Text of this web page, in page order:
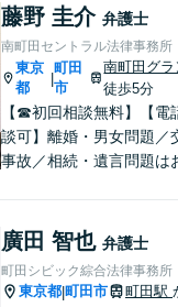
ださい。
藤野 圭介 弁護士
南町田セントラル法律事務所
東京
都
|
町田
市
南町田グ
徒歩5分
【☎︎初回相談無料】【電
談可】離婚・男女問題／
事故／相続・遺言問題は
し、依頼者様にとって最
解決を目指します【休日
間対応可】【完全個室で相
廣田 智也 弁護士
町田シビック綜合法律事務所
東京都|町田市 町田駅